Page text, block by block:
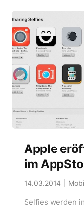
Apple
im
14.03.2014
Selfies werden